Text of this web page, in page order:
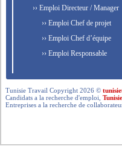
›› Emploi Directeur / Manager
›› Emploi Chef de projet
›› Emploi Chef d’équipe
›› Emploi Responsable
Tunisie Travail Copyright 2026 ©
Candidats a la recherche d'emploi,
Entreprises a la recherche de